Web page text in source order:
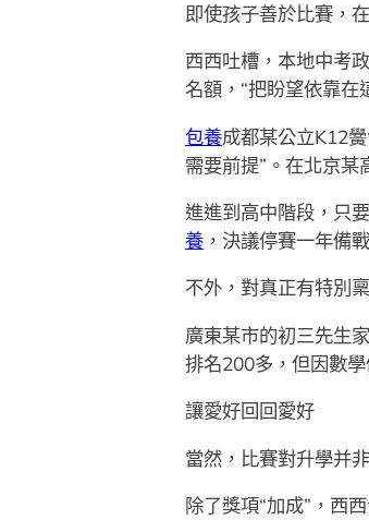
即使孩子善於比賽，
西西吐槽，本地中考
名額，“把盼望依靠在
包養成都某公立K12
需要前提”。在北京某
進進到高中階段，只
養，決議停賽一年備
不外，對真正有特別
廣東某市的初三先生
排名200多，但因數
讓愛好回回愛好
當然，比賽對升學并
除了獎項“加成”，西